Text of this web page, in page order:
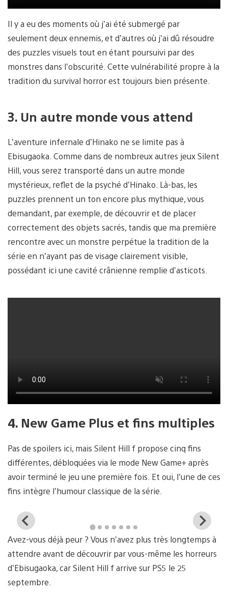
Il y a eu des moments où j’ai été submergé par
seulement deux ennemis, et d’autres où j’ai dû résoudre
des puzzles visuels tout en étant poursuivi par des
monstres dans l’obscurité. Cette vulnérabilité propre à la
tradition du survival horror est toujours bien présente.
3. Un autre monde vous attend
L’aventure infernale d’Hinako ne se limite pas à
Ebisugaoka. Comme dans de nombreux autres jeux Silent
Hill, vous serez transporté dans un autre monde
mystérieux, reflet de la psyché d’Hinako. Là-bas, les
puzzles prennent un ton encore plus mythique, vous
demandant, par exemple, de découvrir et de placer
correctement des objets sacrés, tandis que ma première
rencontre avec un monstre perpétue la tradition de la
série en n’ayant pas de visage clairement visible,
possédant ici une cavité crânienne remplie d’asticots.
4. New Game Plus et fins multiples
Pas de spoilers ici, mais Silent Hill f propose cinq fins
différentes, débloquées via le mode New Game+ après
avoir terminé le jeu une première fois. Et oui, l’une de ces
fins intègre l’humour classique de la série.
View
and
download
image
Avez-vous déjà peur ? Vous n’avez plus très longtemps à
attendre avant de découvrir par vous-même les horreurs
d’Ebisugaoka, car Silent Hill f arrive sur PS5 le 25
septembre.